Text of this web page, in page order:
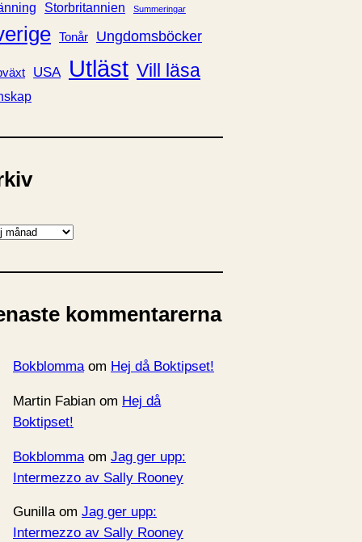
Storbritannien Summeringar
Tonår Ungdomsböcker
USA Utläst Vill läsa
kommentarerna
Bokblommaom Hej då Boktipset!
Martin Fabian om Hej då
Boktipset!
Bokblomma om Jag ger upp:
Intermezzo av Sally Rooney
Gunillaom Jag ger upp:
Intermezzo av Sally Rooney